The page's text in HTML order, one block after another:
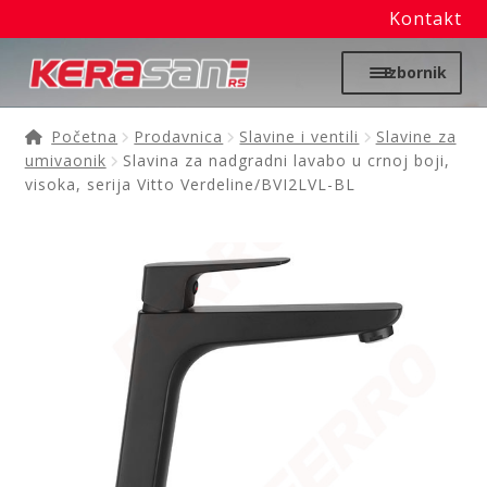
Kontakt
na
navigaciju
na
sadržaj
Izbornik
Početna
Moj nalog
Granitne sudopere
Kupatilska galanterija
Početna Prodavnica Slavine i ventili
Slavine za
umivaonik
Slavina za nadgradni lavabo u crnoj boji,
visoka, serija Vitto Verdeline/BVI2LVL-BL